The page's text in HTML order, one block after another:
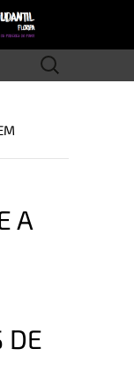
Pesquisar
por:
A
DE